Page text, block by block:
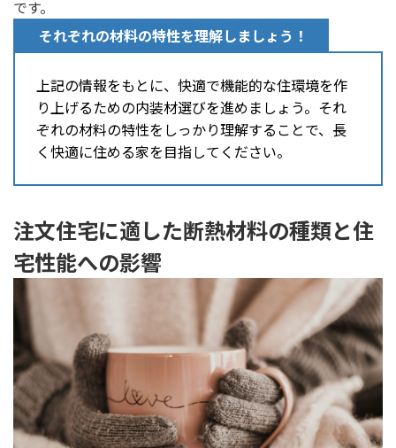
です。
それぞれの材料の特性を理解しましょう！
上記の情報をもとに、快適で機能的な住環境を作
り上げるための内装材選びを進めましょう。それ
ぞれの材料の特性をしっかり理解することで、長
く快適に住める家を目指してください。
注文住宅に適した断熱材料の種類と住
宅性能への影響